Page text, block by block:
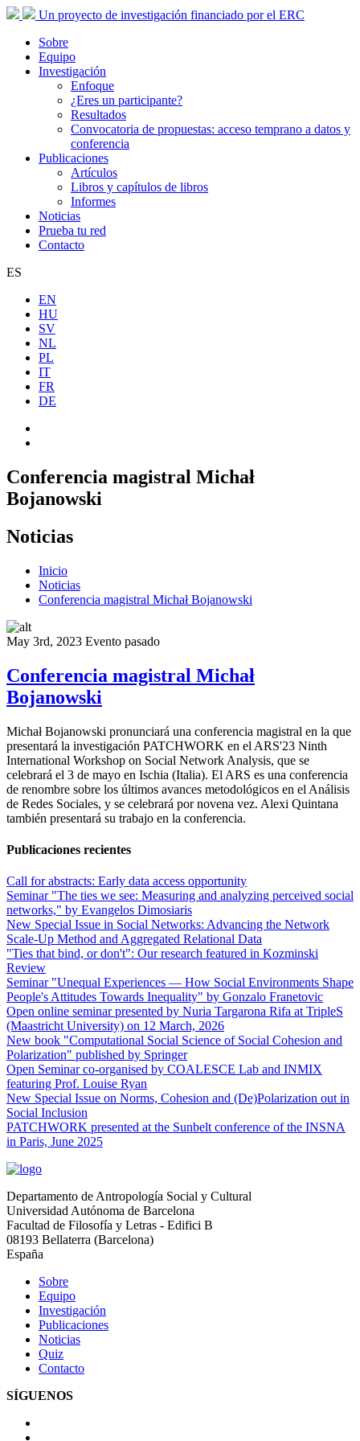
Un proyecto de investigación financiado por el ERC
Sobre
Equipo
Investigación
Enfoque
¿Eres un participante?
Resultados
Convocatoria de propuestas: acceso temprano a datos y
conferencia
Publicaciones
Artículos
Libros y capítulos de libros
Informes
Noticias
Prueba tu red
Contacto
ES
EN
HU
SV
NL
PL
IT
FR
DE
Conferencia magistral Michał
Bojanowski
Noticias
Inicio
Noticias
Conferencia magistral Michał Bojanowski
May 3rd, 2023 Evento pasado
Conferencia magistral Michał
Bojanowski
Michał Bojanowski pronunciará una conferencia magistral en la que
presentará la investigación PATCHWORK en el ARS'23 Ninth
International Workshop on Social Network Analysis, que se
celebrará el 3 de mayo en Ischia (Italia). El ARS es una conferencia
de renombre sobre los últimos avances metodológicos en el Análisis
de Redes Sociales, y se celebrará por novena vez. Alexi Quintana
también presentará su trabajo en la conferencia.
Publicaciones recientes
Call for abstracts: Early data access opportunity
Seminar "The ties we see: Measuring and analyzing perceived social
networks," by Evangelos Dimosiaris
New Special Issue in Social Networks: Advancing the Network
Scale‑Up Method and Aggregated Relational Data
"Ties that bind, or don't": Our research featured in Kozminski
Review
Seminar "Unequal Experiences — How Social Environments Shape
People's Attitudes Towards Inequality" by Gonzalo Franetovic
Open online seminar presented by Nuria Targarona Rifa at TripleS
(Maastricht University) on 12 March, 2026
New book "Computational Social Science of Social Cohesion and
Polarization" published by Springer
Open Seminar co-organised by COALESCE Lab and INMIX
featuring Prof. Louise Ryan
New Special Issue on Norms, Cohesion and (De)Polarization out in
Social Inclusion
PATCHWORK presented at the Sunbelt conference of the INSNA
in Paris, June 2025
Departamento de Antropología Social y Cultural
Universidad Autónoma de Barcelona
Facultad de Filosofía y Letras - Edifici B
08193 Bellaterra (Barcelona)
España
Sobre
Equipo
Investigación
Publicaciones
Noticias
Quiz
Contacto
SÍGUENOS